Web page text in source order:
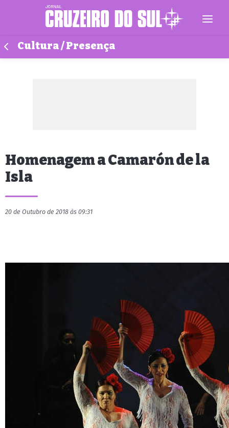
Cultura / Presença
Homenagem a Camarón de la
Isla
20 de Outubro de 2018 às 09:31